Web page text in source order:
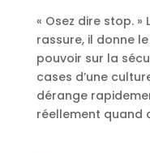
« Osez dire stop.
rassure, il donne
pouvoir sur la
cases d’une
dérange
réellement quand